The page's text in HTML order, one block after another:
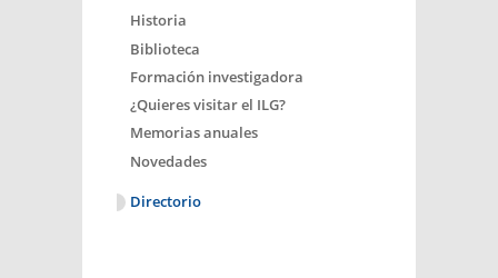
Historia
Biblioteca
Formación investigadora
¿Quieres visitar el ILG?
Memorias anuales
Novedades
Directorio